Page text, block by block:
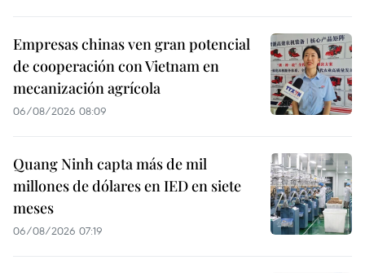
Empresas chinas ven gran potencial
de cooperación con Vietnam en
mecanización agrícola
06/08/2026 08:09
Quang Ninh capta más de mil
millones de dólares en IED en siete
meses
06/08/2026 07:19